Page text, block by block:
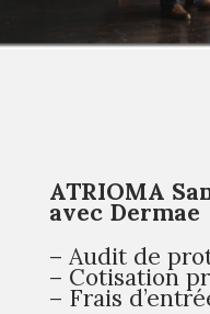
ATRIOMA
avec Dermae
– Audit de
– Cotisation
– Frais